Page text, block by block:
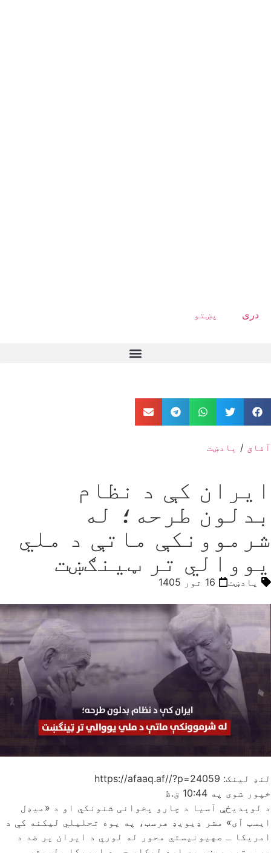
دری پښتو
آفاق / یادښت
ایران کې د نظام
بدلون طرحه؛ له
شرموونکې ماتې د ملي
یووالي تر ټینګښت
یادښت 16 ثور 1405
لنډ لینک: https://afaaq.af//?p=24059
خپور شوی په 10:44 ق.ظ
د لوېدیځې آسیا د چارو پخوانی شنونکي او د «میډل
ایسټ آی» مشر ډیویډ هرسټ، په یوه تحلیلي لیکنه کې د
امریکا ـ صهیونیستي محور له لوري د ایران پر ضد د